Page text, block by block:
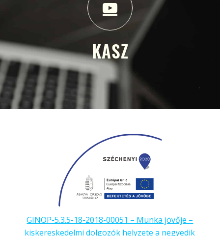
KASZ
GINOP-5.3.5-18-2018-00051 – Munka jövője –
kiskereskedelmi dolgozók helyzete a negyedik